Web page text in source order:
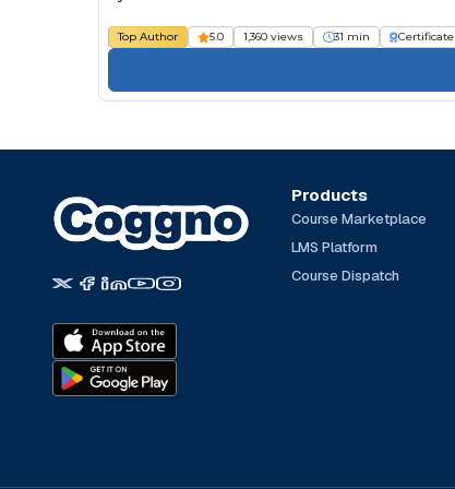
Top Author 5.0 1,360 views 31 min Certificate
Products
Course Marketplace
LMS Platform
Course Dispatch